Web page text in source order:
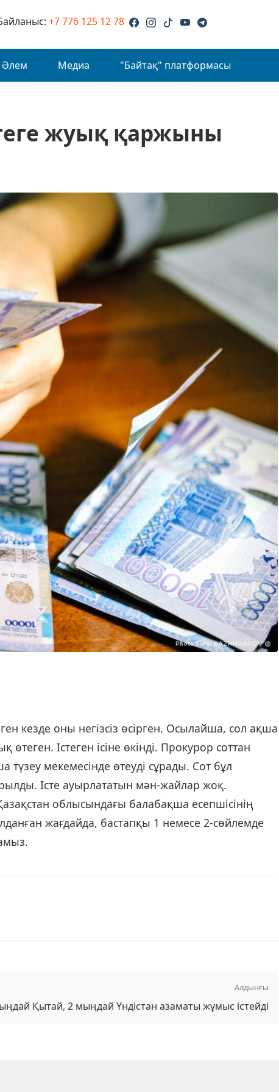
+7 776 125 12 78
Әлем Медиа "Байтақ" платформасы
жуық қаржыны
кезде оны негізсіз өсірген. Осылайша, сол ақша
Істеген ісіне өкінді. Прокурор соттан
мекемесінде өтеуді сұрады. Сот бұл
Істе ауырлататын мән-жайлар жоқ.
облысындағы балабақша есепшісінің
жағдайда, бастапқы 1 немесе 2-сөйлемде
Алдынғы
Қытай, 2 мыңдай Үндістан азаматы жұмыс істейді